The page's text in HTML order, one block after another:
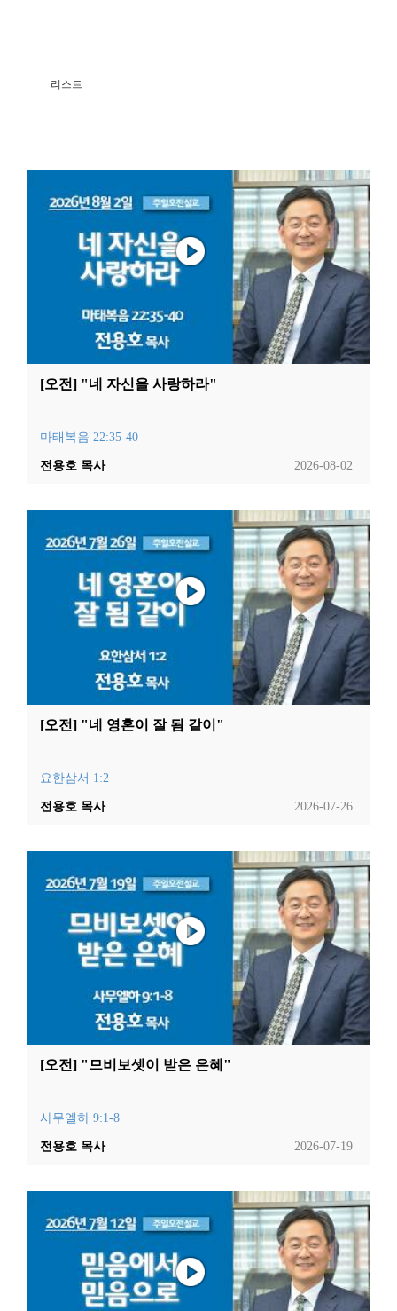
리스트
[오전] "네 자신을 사랑하라"
마태복음 22:35-40
2026-08-02
전용호 목사
[오전] "네 영혼이 잘 됨 같이"
요한삼서 1:2
2026-07-26
전용호 목사
[오전] "므비보셋이 받은 은혜"
사무엘하 9:1-8
2026-07-19
전용호 목사